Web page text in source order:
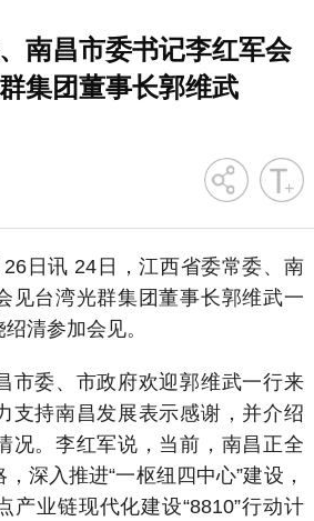
南昌市委书记李红军会
集团董事长郭维武
字号
日讯 24日，江西省委常委、南
见台湾光群集团董事长郭维武一
清参加会见。
委、市政府欢迎郭维武一行来
支持南昌发展表示感谢，并介绍
况。李红军说，当前，南昌正全
深入推进“一枢纽四中心”建设，
产业链现代化建设“8810”行动计